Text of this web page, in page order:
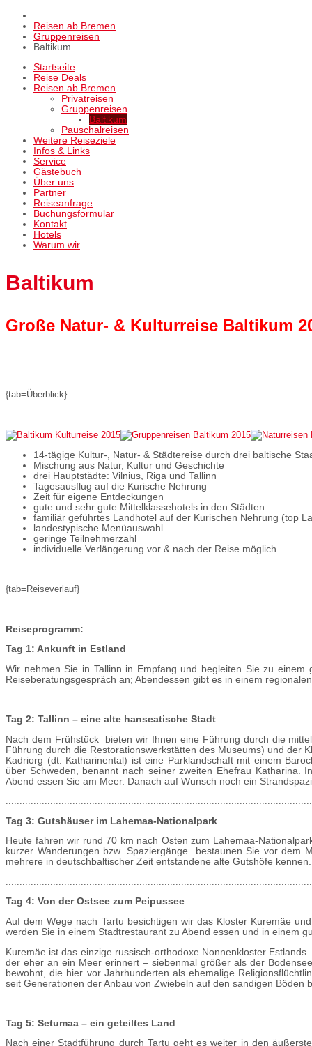
Reisen ab Bremen
Gruppenreisen
Baltikum
Startseite
Reise Deals
Reisen ab Bremen
Privatreisen
Gruppenreisen
Baltikum
Pauschalreisen
Weitere Reiseziele
Infos & Links
Service
Gästebuch
Über uns
Partner
Reiseanfrage
Buchungsformular
Kontakt
Hotels
Warum wir
Baltikum
Große Natur- & Kulturreise Baltikum
{tab=Überblick}
14-tägige Kultur-, Natur- & Städtereise durch drei baltische
Mischung aus Natur, Kultur und Geschichte
drei Hauptstädte: Vilnius, Riga und Tallinn
Tagesausflug auf die Kurische Nehrung
Zeit für eigene Entdeckungen
gute und sehr gute Mittelklassehotels in den Städten
familiär geführtes Landhotel auf der Kurischen Nehrung (top
landestypische Menüauswahl
geringe Teilnehmerzahl
individuelle Verlängerung vor & nach der Reise möglich
{tab=Reiseverlauf}
Reiseprogramm:
Tag 1: Ankunft in Estland
Wir nehmen Sie in Tallinn in Empfang und begleiten Sie zu
Reiseberatungsgespräch an; Abendessen gibt es in einem
Tag 2: Tallinn – eine alte hanseatische Stadt
Nach dem Frühstück bieten wir Ihnen eine Führung durch die
Führung durch die Restorationswerkstätten des Museums) und der
Kadriorg (dt. Katharinental) ist eine Parklandschaft mit einem
über Schweden, benannt nach seiner zweiten Ehefrau Katharina.
Abend essen Sie am Meer. Danach auf Wunsch noch ein
Tag 3: Gutshäuser im Lahemaa-Nationalpark
Heute fahren wir rund 70 km nach Osten zum Lahemaa-
kurzer Wanderungen bzw. Spaziergänge bestaunen Sie vor dem
mehrere in deutschbaltischer Zeit entstandene alte Gutshöfe
Tag 4: Von der Ostsee zum Peipussee
Auf dem Wege nach Tartu besichtigen wir das Kloster Kuremäe
werden Sie in einem Stadtrestaurant zu Abend essen und in einem
Kuremäe ist das einzige russisch-orthodoxe Nonnenkloster
der eher an ein Meer erinnert – siebenmal größer als der
bewohnt, die hier vor Jahrhunderten als ehemalige
seit Generationen der Anbau von Zwiebeln auf den sandigen
Tag 5: Setumaa – ein geteiltes Land
Nach einer Stadtführung durch Tartu geht es weiter in den